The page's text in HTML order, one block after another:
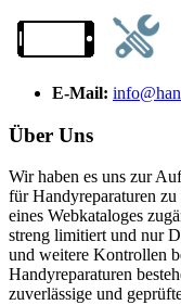
E-Mail:
Über Uns
Wir haben es uns zur
für Handyreparaturen
eines Webkataloges
streng limitiert und nur
und weitere Kontrollen
Handyreparaturen
zuverlässige und